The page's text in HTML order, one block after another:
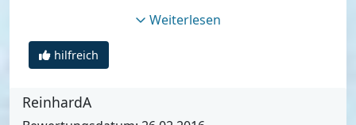
Weiterlesen
hilfreich
ReinhardA